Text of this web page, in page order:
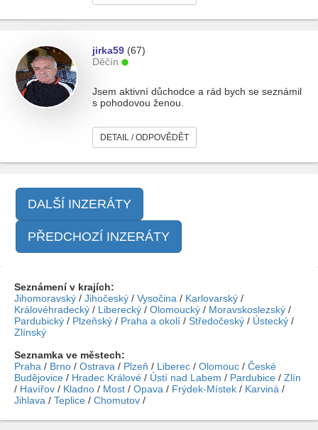
jirka59 (67)
Děčín
Jsem aktivní důchodce a rád bych se seznámil
s pohodovou ženou.
DETAIL / ODPOVĚDĚT
DALŠÍ INZERÁTY
PŘEDCHOZÍ INZERÁTY
Seznámení v krajích:
Jihomoravský / Jihočeský / Vysočina / Karlovarský /
Královéhradecký / Liberecký / Olomoucký / Moravskoslezský /
Pardubický / Plzeňský / Praha a okolí / Středočeský / Ústecký /
Zlínský
Seznamka ve městech:
Praha / Brno / Ostrava / Plzeň / Liberec / Olomouc / České
Budějovice / Hradec Králové / Ústí nad Labem / Pardubice / Zlín
/ Havířov / Kladno / Most / Opava / Frýdek-Místek / Karviná /
Jihlava / Teplice / Chomutov /